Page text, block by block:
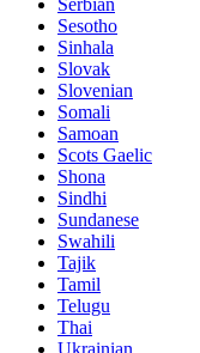
Serbian
Sesotho
Sinhala
Slovak
Slovenian
Somali
Samoan
Scots Gaelic
Shona
Sindhi
Sundanese
Swahili
Tajik
Tamil
Telugu
Thai
Ukrainian